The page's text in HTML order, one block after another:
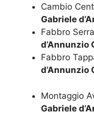
Cambio
Gabriele
Fabbro
d’Annunzio
Fabbro
d’Annunzio
Montaggio
Gabriele